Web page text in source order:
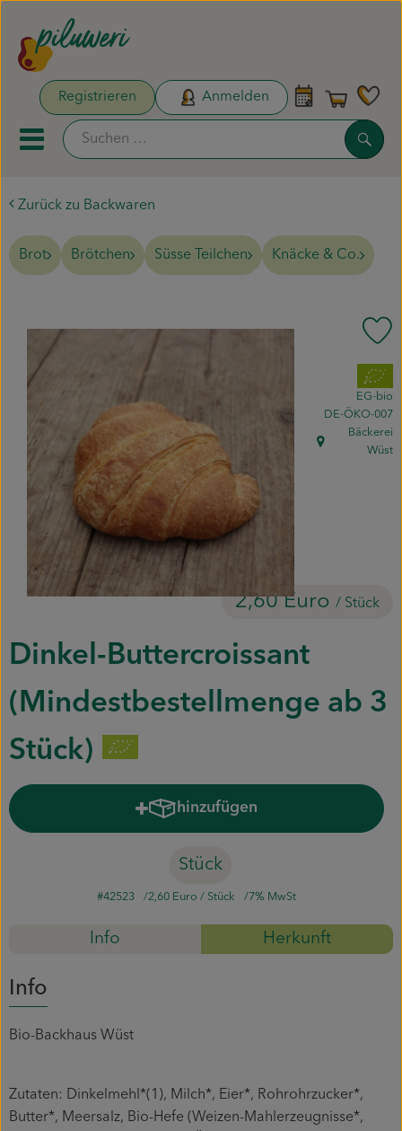
Registrieren Anmelden
Mobiles Menu öffnen oder
Unsere Biokisten
Aktionen & Neues
Obst & Gemüse
Pflanzen & Säen
Piluweri im Glas
Blumensträuße
Naturkost
Kühltheke
Backwaren
Gemüsekiste
Hofverkauf
Zurück zu Backwaren
Brot Brötchen Süsse Teilchen Knäcke & Co.
Dinkel-Buttercroissant
(Mindestbestellmenge ab 3
Stück)
2,60 Euro / Stück
, Verband:
EG-bio
, Kontrollstelle:
DE-ÖKO-007
, Herkunft:
Bäckerei
Wüst
hinzufügen
Produkt zum Warenkorb
Stück
#42523 2,60 Euro / Stück 7% MwSt
Info Herkunft
Info
Bio-Backhaus Wüst
Zutaten: Dinkelmehl*(1), Milch*, Eier*, Rohrohrzucker*,
Butter*, Meersalz, Bio-Hefe (Weizen-Mahlerzeugnisse*,